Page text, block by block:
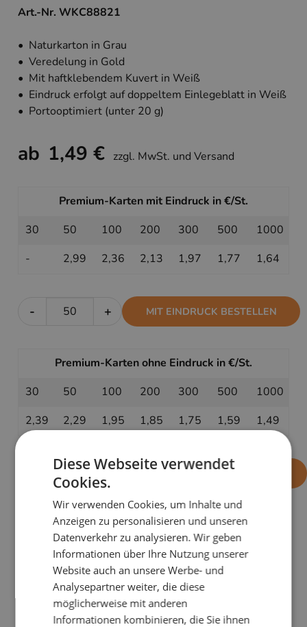
Art.-Nr. WKC88821
• Naturkarton in Grau
• Veredelung in Gold
• Mit haftklebendem Kuvert in Weiß
• Eindruck erfolgt auf doppeltem Einlegeblatt in Weiß
• Portooptimiert (unter 20 g)
ab 1,49 € zzgl. MwSt. und Versand
Premium-Karten mit Eindruck in €/St.
30
50 100 200 300 500
1000
-
2,99 2,36 2,13 1,97 1,77 1,64
- + MIT EINDRUCK BESTELLEN
Premium-Karten ohne Eindruck in €/St.
30
50 100 200 300 500
1000
2,39
2,29 1,95 1,85 1,75 1,59 1,49
+ OHNE EINDRUCK BESTELLEN
PRODUKTDETAILS
Die WeihnachtskarteFein gezeichnetbesticht durch
ihre filigrane Optik und das harmonische
Zusammenspiel aus zarten Naturmotiven und
luxuriösen, goldenen Highlights.
Diese Webseite verwendet
Cookies.
Wir verwenden Cookies, um Inhalte und
Anzeigen zu personalisieren und unseren
Datenverkehr zu analysieren. Wir geben
Informationen über Ihre Nutzung unserer
Website auch an unsere Werbe- und
Analysepartner weiter, die diese
möglicherweise mit anderen
Informationen kombinieren, die Sie ihnen